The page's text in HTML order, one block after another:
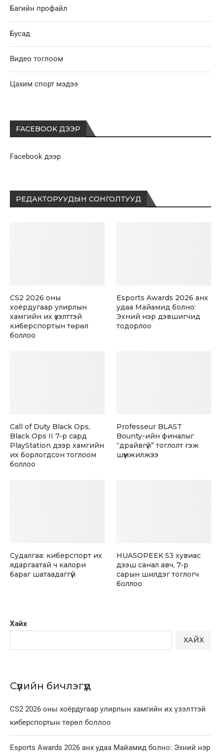
Хайх
ХАЙХ
Сүүлийн бичлэгүүд
CS2 2026 оны хоёрдугаар улирлын хамгийн их үзэлттэй
киберспортын төрөл боллоо
Esports Awards 2026 анх удаа Майамид болно: Эхний нэр
Багийн профайл
Бусад
Видео тоглоом
Цахим спорт мэдээ
FACEBOOK ДЭЭР
Facebook дээр
РЕДАКТОРУУДЫН СОНГОЛТУУД
CS2 2026 оны
хоёрдугаар улирлын
хамгийн их үзэлттэй
киберспортын төрөл
боллоо
Esports Awards 2026 анх
удаа Майамид болно:
Эхний нэр дэвшигчид
тодорлоо
Call of Duty Black Ops,
Black Ops II 7-р сард
PlayStation дээр хамгийн
их борлогдсон тоглоом
боллоо
Professeur BLAST
Bounty-ийн финалыг
“драйвгүй” тоглолт гэж
шүүмжилжээ
Судалгаа: киберспорт их
ядаргаатай ч калори
бараг шатаадаггүй
HUASOPEEK 53 хувиас
дээш санал авч, 7-р
сарын шилдэг тоглогч
боллоо